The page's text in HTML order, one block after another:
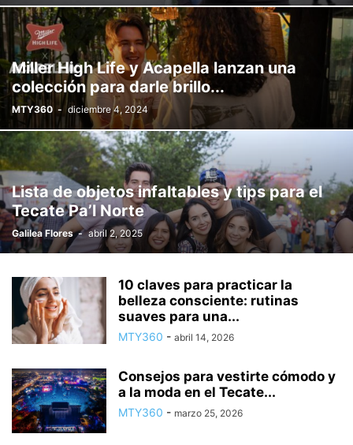
Miller High Life y Acapella lanzan una
colección para darle brillo...
MTY360 - diciembre 4, 2024
Lista de objetos infaltables y tips para el
Tecate Pa’l Norte
Galilea Flores - abril 2, 2025
10 claves para practicar la
belleza consciente: rutinas
suaves para una...
MTY360 - abril 14, 2026
Consejos para vestirte cómodo y
a la moda en el Tecate...
MTY360 - marzo 25, 2026